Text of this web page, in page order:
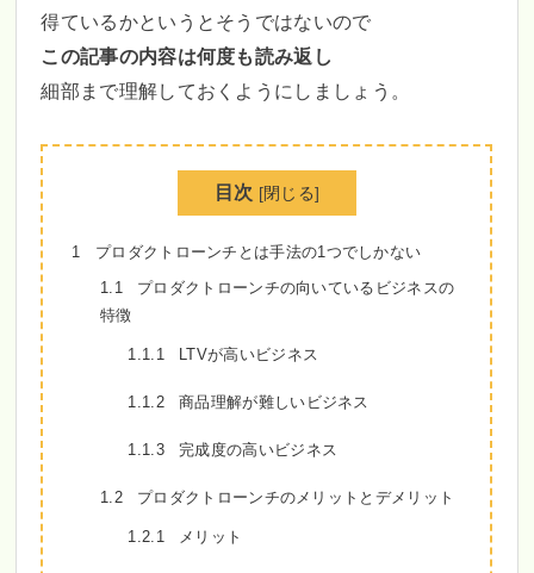
得ているかというとそうではないので
この記事の内容は何度も読み返し
細部まで理解しておくようにしましょう。
目次 [閉じる]
1
プロダクトローンチとは手法の1つでしかない
1.1
プロダクトローンチの向いているビジネスの
特徴
1.1.1 LTVが高いビジネス
1.1.2 商品理解が難しいビジネス
1.1.3 完成度の高いビジネス
1.2 プロダクトローンチのメリットとデメリット
1.2.1 メリット